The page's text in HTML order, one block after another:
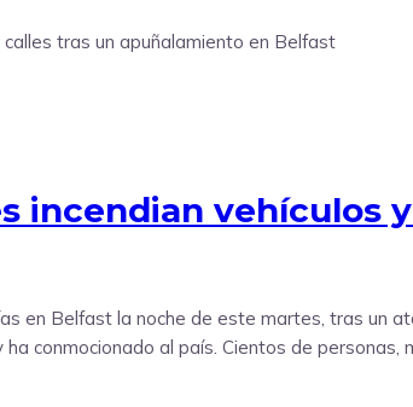
incendian vehículos
en Belfast la noche de este martes, tras un
conmocionado al país. Cientos de